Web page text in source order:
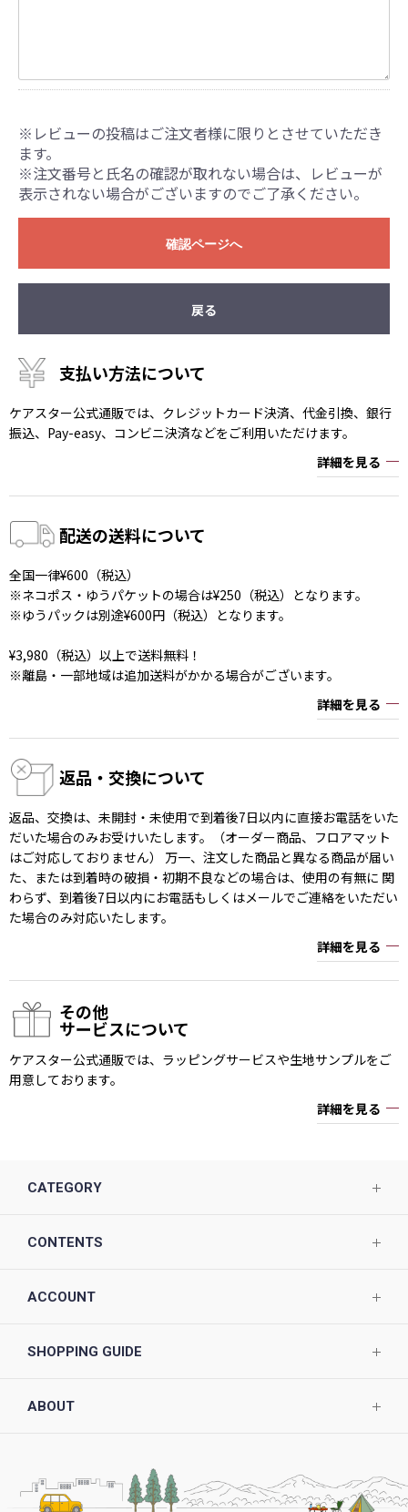
※レビューの投稿はご注文者様に限りとさせていただき
ます。
※注文番号と氏名の確認が取れない場合は、レビューが
表示されない場合がございますのでご了承ください。
確認ページへ
戻る
支払い方法について
ケアスター公式通販では、クレジットカード決済、代金引換、銀行
振込、Pay-easy、コンビニ決済などをご利用いただけます。
詳細を見る
配送の送料について
全国一律¥600（税込）
※ネコポス・ゆうパケットの場合は¥250（税込）となります。
※ゆうパックは別途¥600円（税込）となります。
¥3,980（税込）以上で送料無料！
※離島・一部地域は追加送料がかかる場合がございます。
詳細を見る
返品・交換について
返品、交換は、未開封・未使用で到着後7日以内に直接お電話をいた
だいた場合のみお受けいたします。（オーダー商品、フロアマット
はご対応しておりません） 万一、注文した商品と異なる商品が届い
た、または到着時の破損・初期不良などの場合は、使用の有無に 関
わらず、到着後7日以内にお電話もしくはメールでご連絡をいただい
た場合のみ対応いたします。
詳細を見る
その他
サービスについて
ケアスター公式通販では、ラッピングサービスや生地サンプルをご
用意しております。
詳細を見る
CATEGORY
CONTENTS
ACCOUNT
SHOPPING GUIDE
ABOUT